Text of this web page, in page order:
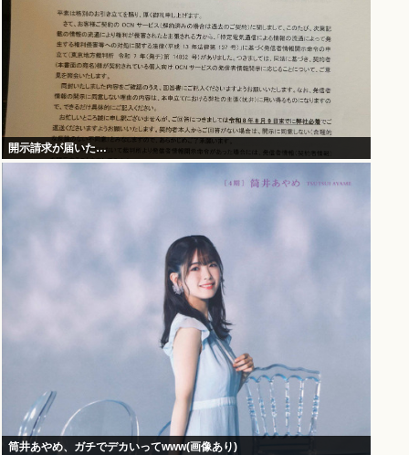
開示請求が届いた…
筒井あやめ、ガチでデカいってwww(画像あり)